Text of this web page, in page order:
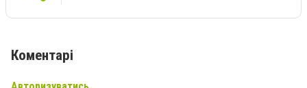
Коментарі